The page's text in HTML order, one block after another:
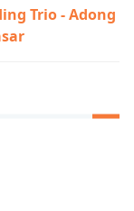
Trio - Adong